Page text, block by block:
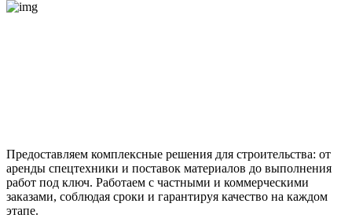
Предоставляем комплексные решения для строительства: от
аренды спецтехники и поставок материалов до выполнения
работ под ключ. Работаем с частными и коммерческими
заказами, соблюдая сроки и гарантируя качество на каждом
этапе.